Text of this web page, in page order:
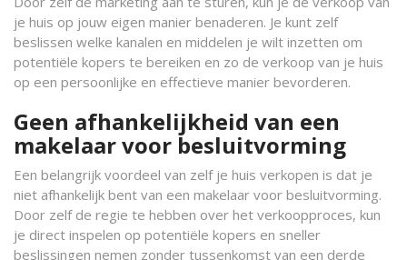
je huis op jouw eigen manier benaderen. Je kunt zelf
beslissen welke kanalen en middelen je wilt inzetten om
potentiële kopers te bereiken en zo de verkoop van je huis
op een persoonlijke en effectieve manier bevorderen.
Geen afhankelijkheid van een
makelaar voor besluitvorming
Een belangrijk voordeel van zelf je huis verkopen is dat je
niet afhankelijk bent van een makelaar voor besluitvorming.
Door zelf de regie te hebben over het verkoopproces, kun
je direct inspelen op potentiële kopers en sneller
beslissingen nemen zonder tussenkomst van een derde